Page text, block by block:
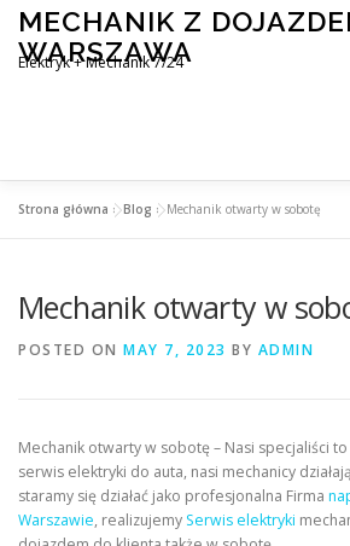
Skip
content
MECHANIK Z
WARSZAWA
Elektryk + Mechanik 7/24
ELEKTRYK SAMOCHODOWY
Strona główna »Blog »Mechanik otwarty w sobotę
Mechanik otwarty w
POSTED ON MAY 7, 2023 BY ADMIN
Mechanik otwarty w sobotę – Nasi specjaliści
serwis elektryki do auta, nasi mechanicy działają
staramy się działać jako profesjonalna Firma
Warszawie, realizujemy Serwis elektryki